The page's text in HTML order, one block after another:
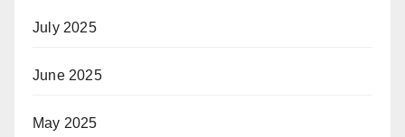
July 2025
June 2025
May 2025